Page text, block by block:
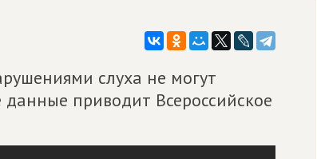
слуха не могут
приводит Всероссийское